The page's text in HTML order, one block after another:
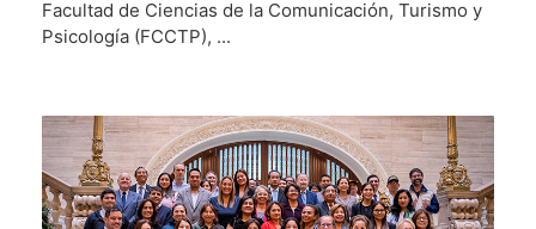
Facultad de Ciencias de la Comunicación, Turismo y
Psicología (FCCTP), ...